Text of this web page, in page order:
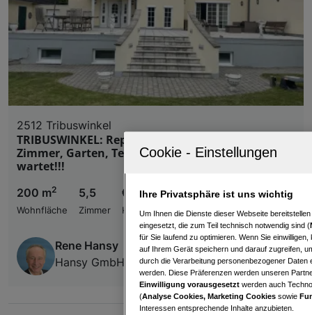
2512 Tribuswinkel
TRIBUSWINKEL: Repräsentative Stilvilla: 5
Zimmer, Garten, Terrasse - Ihr Traumhaus
wartet!!!
200 m2
Wohnfläche
5,5
Zimmer
€ 849.000,00
Kaufpreis
Rene Hansy
Hansy GmbH
Ihre Privatsphäre ist uns wichtig
Um Ihnen die Dienste dieser Webseite
eingesetzt, die zum Teil technisch notwendig sind (
für Sie laufend zu optimieren. Wenn Sie
auf Ihrem Gerät speichern und darauf zugreifen,
durch die Verarbeitung personenbezogener
werden. Diese Präferenzen werden unseren
Einwilligung vorausgesetzt werden auch
(Analyse Cookies, Marketing Cookies sowie
Interessen entsprechende Inhalte anzubieten.